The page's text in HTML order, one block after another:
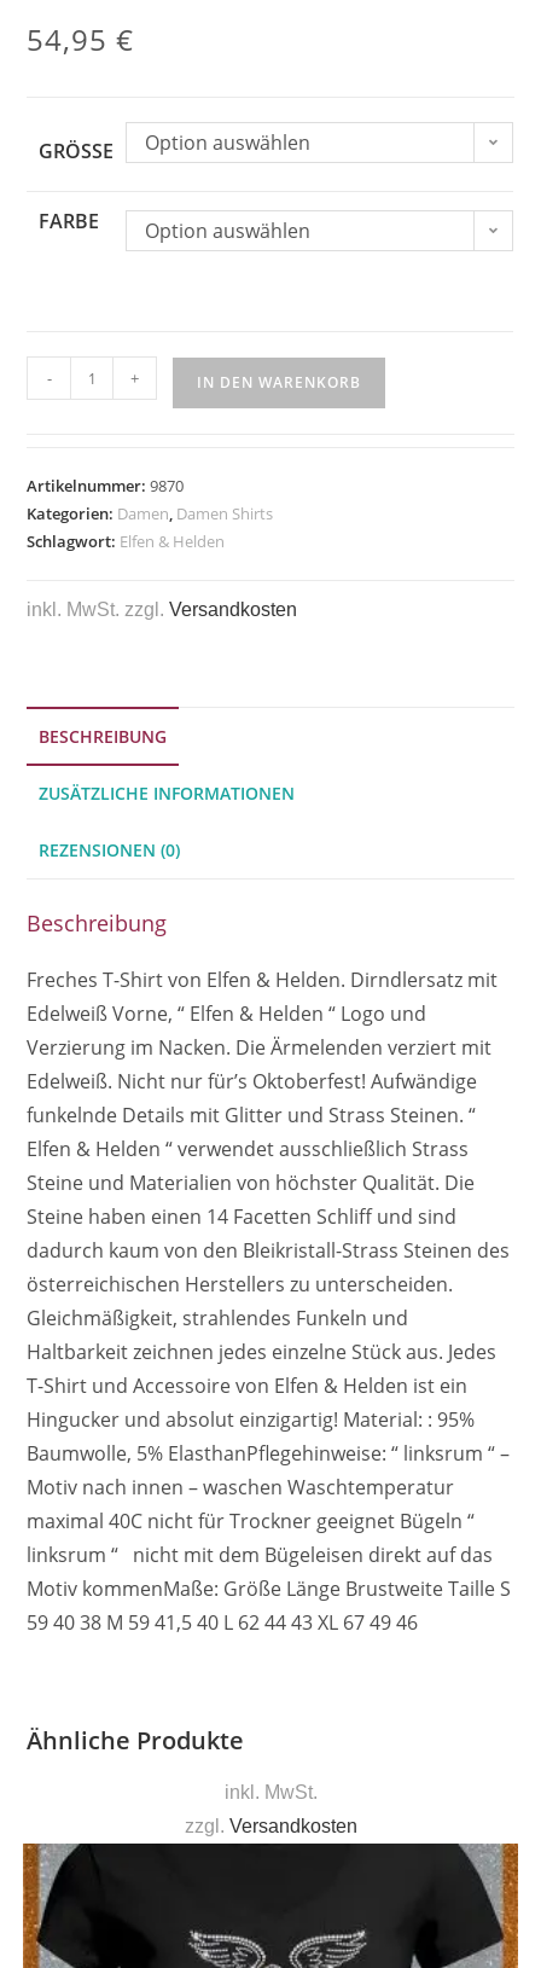
54,95€
GRÖSSE Option auswählen
FARBE Option auswählen
- + IN DEN WARENKORB
Artikelnummer:9870
Kategorien: Damen, Damen Shirts
Schlagwort: Elfen & Helden
inkl. MwSt. zzgl.Versandkosten
BESCHREIBUNG
ZUSÄTZLICHE INFORMATIONEN
REZENSIONEN (0)
Beschreibung
Freches T-Shirt von Elfen & Helden. Dirndlersatz mit
Edelweiß Vorne, “ Elfen & Helden “ Logo und
Verzierung im Nacken. Die Ärmelenden verziert mit
Edelweiß. Nicht nur für’s Oktoberfest! Aufwändige
funkelnde Details mit Glitter und Strass Steinen. “
Elfen & Helden “ verwendet ausschließlich Strass
Steine und Materialien von höchster Qualität. Die
Steine haben einen 14 Facetten Schliff und sind
dadurch kaum von den Bleikristall-Strass Steinen des
österreichischen Herstellers zu unterscheiden.
Gleichmäßigkeit, strahlendes Funkeln und
Haltbarkeit zeichnen jedes einzelne Stück aus. Jedes
T-Shirt und Accessoire von Elfen & Helden ist ein
Hingucker und absolut einzigartig! Material: : 95%
Baumwolle, 5% ElasthanPflegehinweise: “ linksrum “ –
Motiv nach innen – waschen Waschtemperatur
maximal 40C nicht für Trockner geeignet Bügeln “
linksrum “ nicht mit dem Bügeleisen direkt auf das
Motiv kommenMaße: Größe Länge Brustweite Taille S
59 40 38 M 59 41,5 40 L 62 44 43 XL 67 49 46
Ähnliche Produkte
inkl. MwSt.
zzgl. Versandkosten